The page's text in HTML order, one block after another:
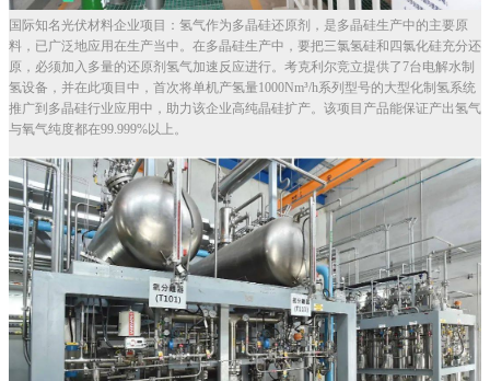
国际知名光伏材料企业项目：氢气作为多晶硅还原剂，是多晶硅生产中的主要原
料，已广泛地应用在生产当中。在多晶硅生产中，要把三氯氢硅和四氯化硅充分还
原，必须加入多量的还原剂氢气加速反应进行。考克利尔竞立提供了7台电解水制
氢设备，并在此项目中，首次将单机产氢量1000Nm³/h系列型号的大型化制氢系统
推广到多晶硅行业应用中，助力该企业高纯晶硅扩产。该项目产品能保证产出氢气
与氧气纯度都在99.999%以上。